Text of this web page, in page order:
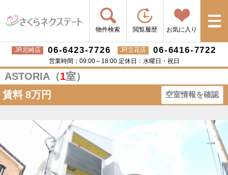
物件検索 閲覧履歴 お気に入り
JR尼崎店 06-6423-7726 JR立花店 06-6416-7722
営業時間：09:00～18:00 定休日：水曜日・祝日
ASTORIA（1室）
賃料 8万円 空室情報を確認